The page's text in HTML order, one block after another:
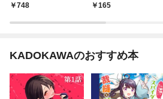
748
165
KADOKAWAのおすすめ本